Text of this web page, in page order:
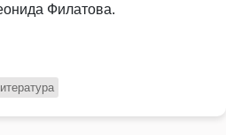
Филатова.